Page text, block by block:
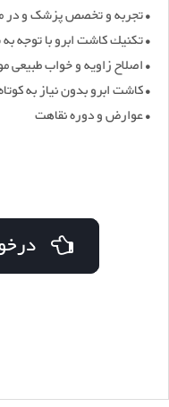
• تجربه و تخصص پزشک و در
• تكنیك كاشت ابرو با توجه
• اصلاح زاویه و خواب طبیعی
• كاشت ابرو بدون نیاز به
• عوارض و دوره نقاهت